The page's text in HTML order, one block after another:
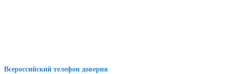
Всероссийский телефон доверия